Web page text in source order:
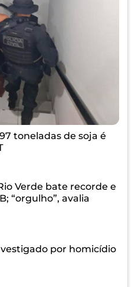
toneladas de soja é
Verde bate recorde e
“orgulho”, avalia
por homicídio